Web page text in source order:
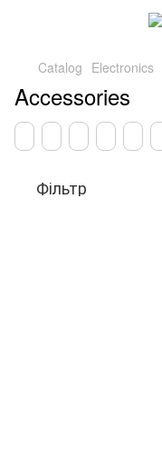
Catalog Electronics
Accessories
Фільтр